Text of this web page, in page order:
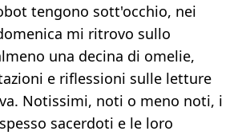
tengono sott'occhio, nei
mi ritrovo sullo
una decina di omelie,
e riflessioni sulle letture
Notissimi, noti o meno noti, i
sacerdoti e le loro